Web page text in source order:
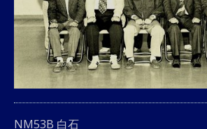
NM53B 白石